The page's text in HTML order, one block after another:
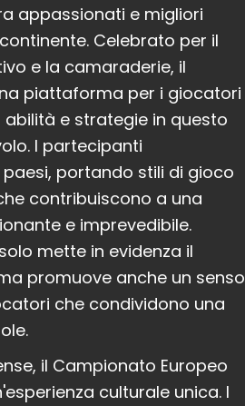
appassionati e migliori
Celebrato per il
e la camaraderie, il
piattaforma per i giocatori
e strategie in questo
I partecipanti
portando stili di gioco
contribuiscono a una
e imprevedibile.
mette in evidenza il
promuove anche un senso
che condividono una
il Campionato Europeo
culturale unica. I